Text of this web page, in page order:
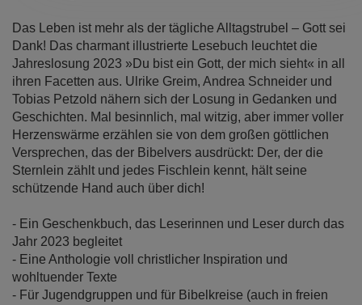
Das Leben ist mehr als der tägliche Alltagstrubel – Gott sei
Dank! Das charmant illustrierte Lesebuch leuchtet die
Jahreslosung 2023 »Du bist ein Gott, der mich sieht« in all
ihren Facetten aus. Ulrike Greim, Andrea Schneider und
Tobias Petzold nähern sich der Losung in Gedanken und
Geschichten. Mal besinnlich, mal witzig, aber immer voller
Herzenswärme erzählen sie von dem großen göttlichen
Versprechen, das der Bibelvers ausdrückt: Der, der die
Sternlein zählt und jedes Fischlein kennt, hält seine
schützende Hand auch über dich!
- Ein Geschenkbuch, das Leserinnen und Leser durch das
Jahr 2023 begleitet
- Eine Anthologie voll christlicher Inspiration und
wohltuender Texte
- Für Jugendgruppen und für Bibelkreise (auch in freien